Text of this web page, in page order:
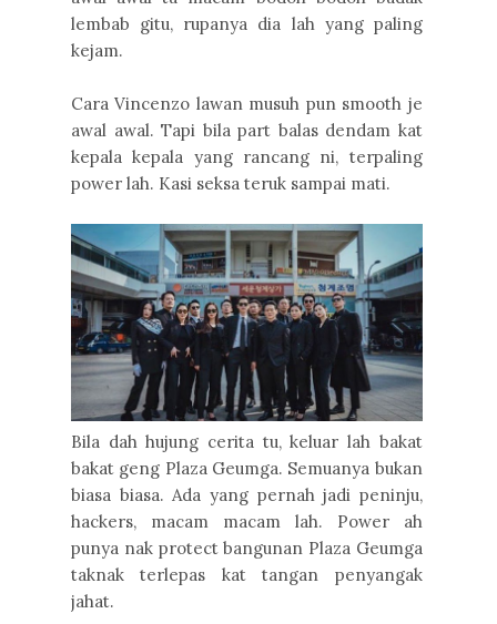
lembab gitu, rupanya dia lah yang paling
kejam.
Cara Vincenzo lawan musuh pun smooth je
awal awal. Tapi bila part balas dendam kat
kepala kepala yang rancang ni, terpaling
power lah. Kasi seksa teruk sampai mati.
Bila dah hujung cerita tu, keluar lah bakat
bakat geng Plaza Geumga. Semuanya bukan
biasa biasa. Ada yang pernah jadi peninju,
hackers, macam macam lah. Power ah
punya nak protect bangunan Plaza Geumga
taknak terlepas kat tangan penyangak
jahat.